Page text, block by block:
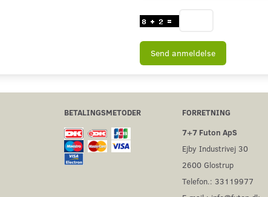
Send anmeldelse
BETALINGSMETODER
FORRETNING
7+7 Futon ApS
Ejby Industrivej 30
2600 Glostrup
Telefon.: 33119977